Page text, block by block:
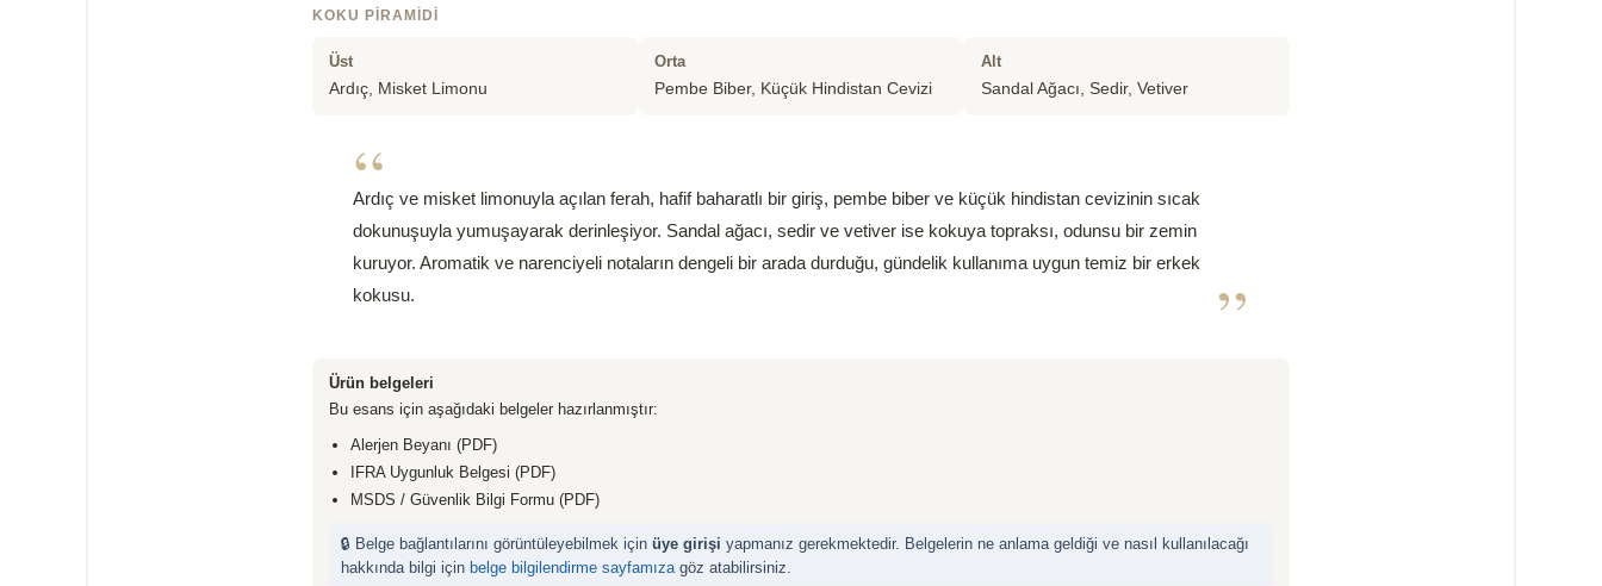
KOKU PIRAMIDI
Üst
Ardıç, Misket Limonu
Orta
Pembe Biber, Küçük Hindistan Cevizi
Alt
Sandal Ağacı, Sedir, Vetiver
“
Ardıç ve misket limonuyla açılan ferah, hafif baharatlı bir giriş, pembe biber ve küçük hindistan cevizinin sıcak
dokunuşuyla yumuşayarak derinleşiyor. Sandal ağacı, sedir ve vetiver ise kokuya topraksı, odunsu bir zemin
kuruyor. Aromatik ve narenciyeli notaların dengeli bir arada durduğu, gündelik kullanıma uygun temiz bir erkek
kokusu.
”
Ürün belgeleri
Bu esans için aşağıdaki belgeler hazırlanmıştır:
Alerjen Beyanı (PDF)
IFRA Uygunluk Belgesi (PDF)
MSDS / Güvenlik Bilgi Formu (PDF)
🔒 Belge bağlantılarını görüntüleyebilmek için üye girişi yapmanız gerekmektedir. Belgelerin ne anlama geldiği ve nasıl kullanılacağı
hakkında bilgi için belge bilgilendirme sayfamıza göz atabilirsiniz.